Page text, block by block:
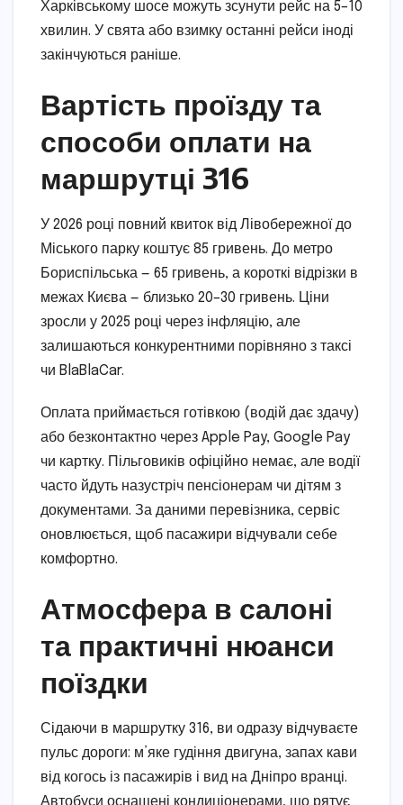
Харківському шосе можуть зсунути рейс на 5–10
хвилин. У свята або взимку останні рейси іноді
закінчуються раніше.
Вартість проїзду та
способи оплати на
маршрутці 316
У 2026 році повний квиток від Лівобережної до
Міського парку коштує 85 гривень. До метро
Бориспільська — 65 гривень, а короткі відрізки в
межах Києва — близько 20–30 гривень. Ціни
зросли у 2025 році через інфляцію, але
залишаються конкурентними порівняно з таксі
чи BlaBlaCar.
Оплата приймається готівкою (водій дає здачу)
або безконтактно через Apple Pay, Google Pay
чи картку. Пільговиків офіційно немає, але водії
часто йдуть назустріч пенсіонерам чи дітям з
документами. За даними перевізника, сервіс
оновлюється, щоб пасажири відчували себе
комфортно.
Атмосфера в салоні
та практичні нюанси
поїздки
Сідаючи в маршрутку 316, ви одразу відчуваєте
пульс дороги: м’яке гудіння двигуна, запах кави
від когось із пасажирів і вид на Дніпро вранці.
Автобуси оснащені кондиціонерами, що рятує